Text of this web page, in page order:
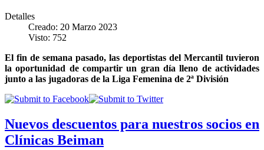
Detalles
Creado: 20 Marzo 2023
Visto: 752
El fin de semana pasado, las deportistas del Mercantil tuvieron
la oportunidad de compartir un gran día lleno de actividades
junto a las jugadoras de la Liga Femenina de 2ª División
Nuevos descuentos para nuestros socios en
Clínicas Beiman